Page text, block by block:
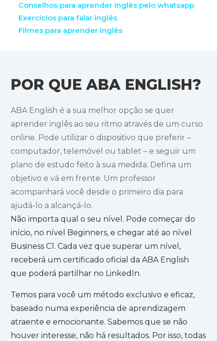
Conselhos para aprender inglês pelo whatsapp
Exercícios para falar inglês
Filmes para aprender inglês
POR QUE ABA ENGLISH?
ABA English é a sua melhor opção se quer
aprender inglês ao seu ritmo através de um curso
online. Pode utilizar o dispositivo que preferir –
computador, telemóvel ou tablet – e seguir um
plano de estudo feito à sua medida. Defina um
objetivo e vá em frente. Um professor
acompanhará você desde o primeiro dia para
ajudá-lo a alcançá-lo.
Não importa qual o seu nível. Pode começar do
início, no nível Beginners, e chegar até ao nível
Business C1. Cada vez que superar um nível,
receberá um certificado oficial da ABA English
que poderá partilhar no LinkedIn.
Temos para você um método exclusivo e eficaz,
baseado numa experiência de aprendizagem
atraente e emocionante. Sabemos que se não
houver interesse, não há resultados. Por isso, todas